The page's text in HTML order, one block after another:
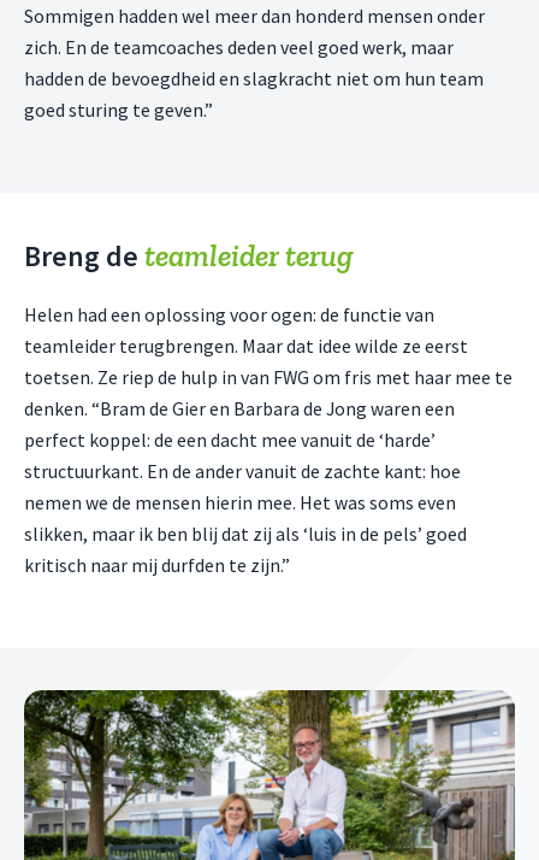
Sommigen hadden wel meer dan honderd mensen onder
zich. En de teamcoaches deden veel goed werk, maar
hadden de bevoegdheid en slagkracht niet om hun team
goed sturing te geven.”
Breng de teamleider terug
Helen had een oplossing voor ogen: de functie van
teamleider terugbrengen. Maar dat idee wilde ze eerst
toetsen. Ze riep de hulp in van FWG om fris met haar mee te
denken. “Bram de Gier en Barbara de Jong waren een
perfect koppel: de een dacht mee vanuit de ‘harde’
structuurkant. En de ander vanuit de zachte kant: hoe
nemen we de mensen hierin mee. Het was soms even
slikken, maar ik ben blij dat zij als ‘luis in de pels’ goed
kritisch naar mij durfden te zijn.”